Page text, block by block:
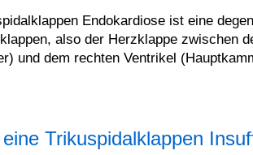
Endokardiose ist eine
also der Herzklappe zwischen
und dem rechten Ventrikel
Trikuspidalklappen